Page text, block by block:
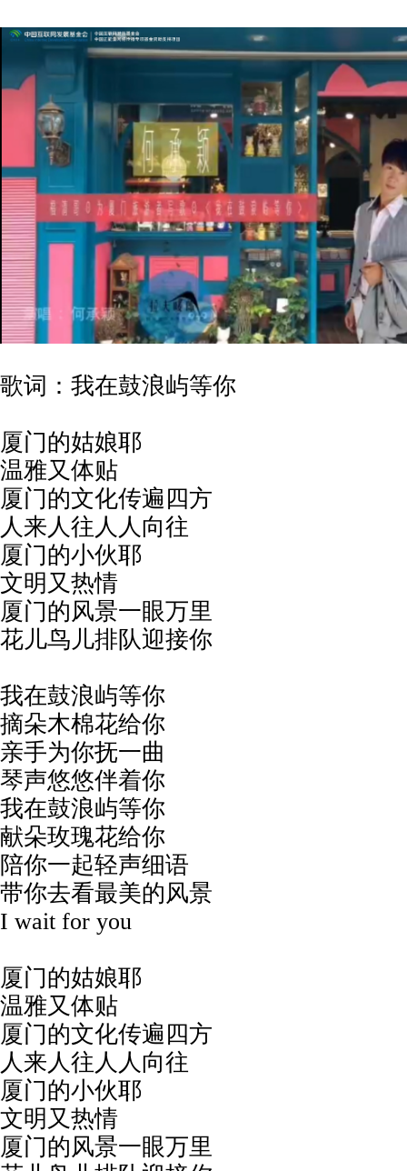
歌词：我在鼓浪屿等你
厦门的姑娘耶
温雅又体贴
厦门的文化传遍四方
人来人往人人向往
厦门的小伙耶
文明又热情
厦门的风景一眼万里
花儿鸟儿排队迎接你
我在鼓浪屿等你
摘朵木棉花给你
亲手为你抚一曲
琴声悠悠伴着你
我在鼓浪屿等你
献朵玫瑰花给你
陪你一起轻声细语
带你去看最美的风景
I wait for you
厦门的姑娘耶
温雅又体贴
厦门的文化传遍四方
人来人往人人向往
厦门的小伙耶
文明又热情
厦门的风景一眼万里